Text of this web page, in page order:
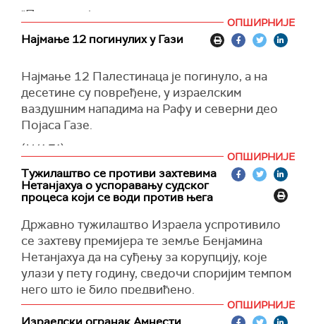
"Притом, тај предлог споразума се односи на
привремено примирје, а не на потпуни прекид
ватре. Омогућио би да део талаца буде
се на изворе у влади.
( Times of Israel
ОПШИРНИЈЕ
Најмање 12 погинулих у Гази
Најмање 12 Палестинаца је погинуло, а на
десетине су повређене, у израелским
ваздушним нападима на Рафу и северни део
Појаса Газе.
(WAFA)
ОПШИРНИЈЕ
Тужилаштво се противи захтевима
Нетанјахуа о успоравању судског
процеса који се води против њега
Државно тужилаштво Израела успротивило
се захтеву премијера те земље Бенјамина
Нетанјахуа да на суђењу за корупцију, које
улази у пету годину, сведочи споријим темпом
него што је било предвиђено.
Нетанјаху је затражио да уместо три путаОПШИРНИЈЕ